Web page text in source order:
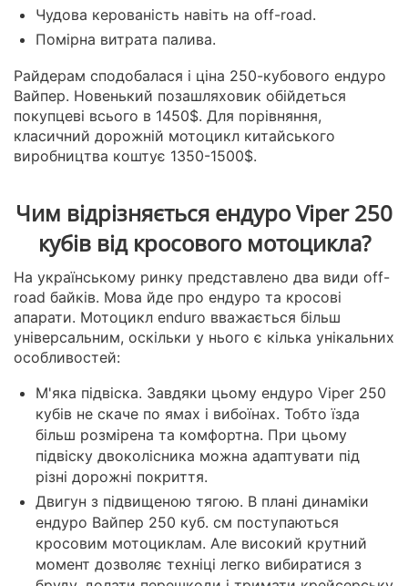
Чудова керованість навіть на off-road.
Помірна витрата палива.
Райдерам сподобалася і ціна 250-кубового ендуро
Вайпер. Новенький позашляховик обійдеться
покупцеві всього в 1450$. Для порівняння,
класичний дорожній мотоцикл китайського
виробництва коштує 1350-1500$.
Чим відрізняється ендуро Viper 250
кубів від кросового мотоцикла?
На українському ринку представлено два види off-
road байків. Мова йде про ендуро та кросові
апарати. Мотоцикл enduro вважається більш
універсальним, оскільки у нього є кілька унікальних
особливостей:
М'яка підвіска. Завдяки цьому ендуро Viper 250
кубів не скаче по ямах і вибоїнах. Тобто їзда
більш розмірена та комфортна. При цьому
підвіску двоколісника можна адаптувати під
різні дорожні покриття.
Двигун з підвищеною тягою. В плані динаміки
ендуро Вайпер 250 куб. см поступаються
кросовим мотоциклам. Але високий крутний
момент дозволяє техніці легко вибиратися з